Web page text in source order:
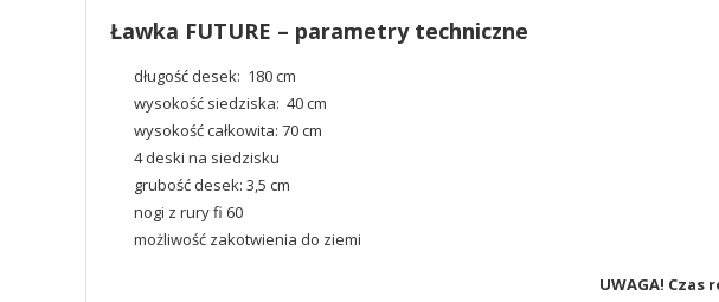
Ławka FUTURE – parametry techniczne
długość desek: 180 cm
wysokość siedziska: 40 cm
wysokość całkowita: 70 cm
4 deski na siedzisku
grubość desek: 3,5 cm
nogi z rury fi 60
możliwość zakotwienia do ziemi
UWAGA! Czas